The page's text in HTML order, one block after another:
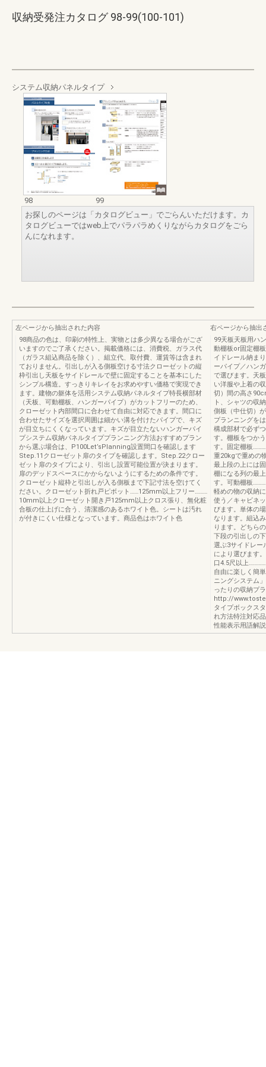
収納受発注カタログ 98-99(100-101)
システム収納パネルタイプ
98
99
お探しのページは「カタログビュー」でごらんいただけます。カ
タログビューではweb上でパラパラめくりながらカタログをごら
んになれます。
左ページから抽出された内容
98商品の色は、印刷の特性上、実物とは多少異なる場合がござ
いますのでご了承ください。掲載価格には、消費税、ガラス代
（ガラス組込商品を除く）、組立代、取付費、運賃等は含まれ
ておりません。引出しが入る側板空ける寸法クローゼットの縦
枠引出し天板をサイドレールで壁に固定することを基本にした
シンプル構造。すっきりキレイをお求めやすい価格で実現でき
ます。建物の躯体を活用システム収納パネルタイプ特長横部材
（天板、可動棚板、ハンガーパイプ）がカットフリーのため、
クローゼット内部間口に合わせて自由に対応できます。間口に
合わせたサイズを選択周囲は細かい溝を付けたパイプで、キズ
が目立ちにくくなっています。キズが目立たないハンガーパイ
プシステム収納パネルタイププランニング方法おすすめプラン
から選ぶ場合は、P100Let’sPlanning設置間口を確認します
Step.11クローゼット扉のタイプを確認します。Step.22クロー
ゼット扉のタイプにより、引出し設置可能位置が決まります。
扉のデッドスペースにかからないようにするための条件です。
クローゼット縦枠と引出しが入る側板まで下記寸法を空けてく
ださい。クローゼット折れ戸ピボット……125mm以上フリー………
10mm以上クローゼット開き戸125mm以上クロス張り、無化粧
合板の仕上げに合う、清潔感のあるホワイト色。シートは汚れ
が付きにくい仕様となっています。商品色はホワイト色
右ページから抽出
99天板天板用ハ
動棚板or固定棚
イドレール納ま
ーパイプ／ハン
で選びます。天
い洋服や上着の
切）間の高さ
ト、シャツの収
側板（中仕切）
プランニングを
構成部材で必ず
す。棚板をつか
す。固定棚板
重20kgで重めの
最上段の上には
棚になる列の最
す。可動棚板
軽めの物の収納
使う／キャビネ
びます。単体の
なります。組込
ります。どちら
下段の引出しの
選ぶ3サイドレー
により選びます
口4.5尺以上
自由に楽しく簡
ニングシステム
ったりの収納プ
http://
タイプボックス
れ方法特注対応
性能表示用語解